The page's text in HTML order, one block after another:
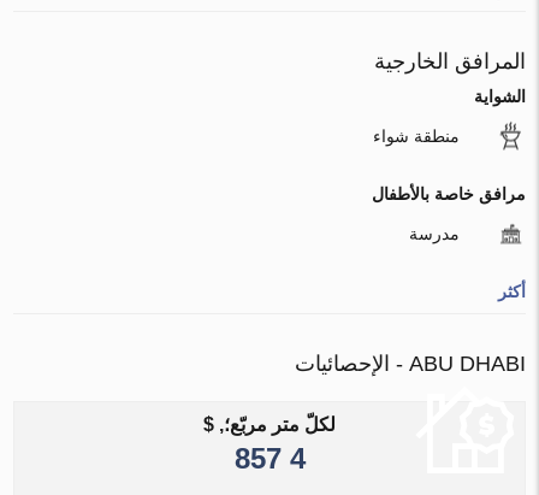
المرافق الخارجية
الشواية
منطقة شواء
مرافق خاصة بالأطفال
مدرسة
أكثر
ABU DHABI - الإحصائيات
لكلّ متر مربّع؛, $
4 857